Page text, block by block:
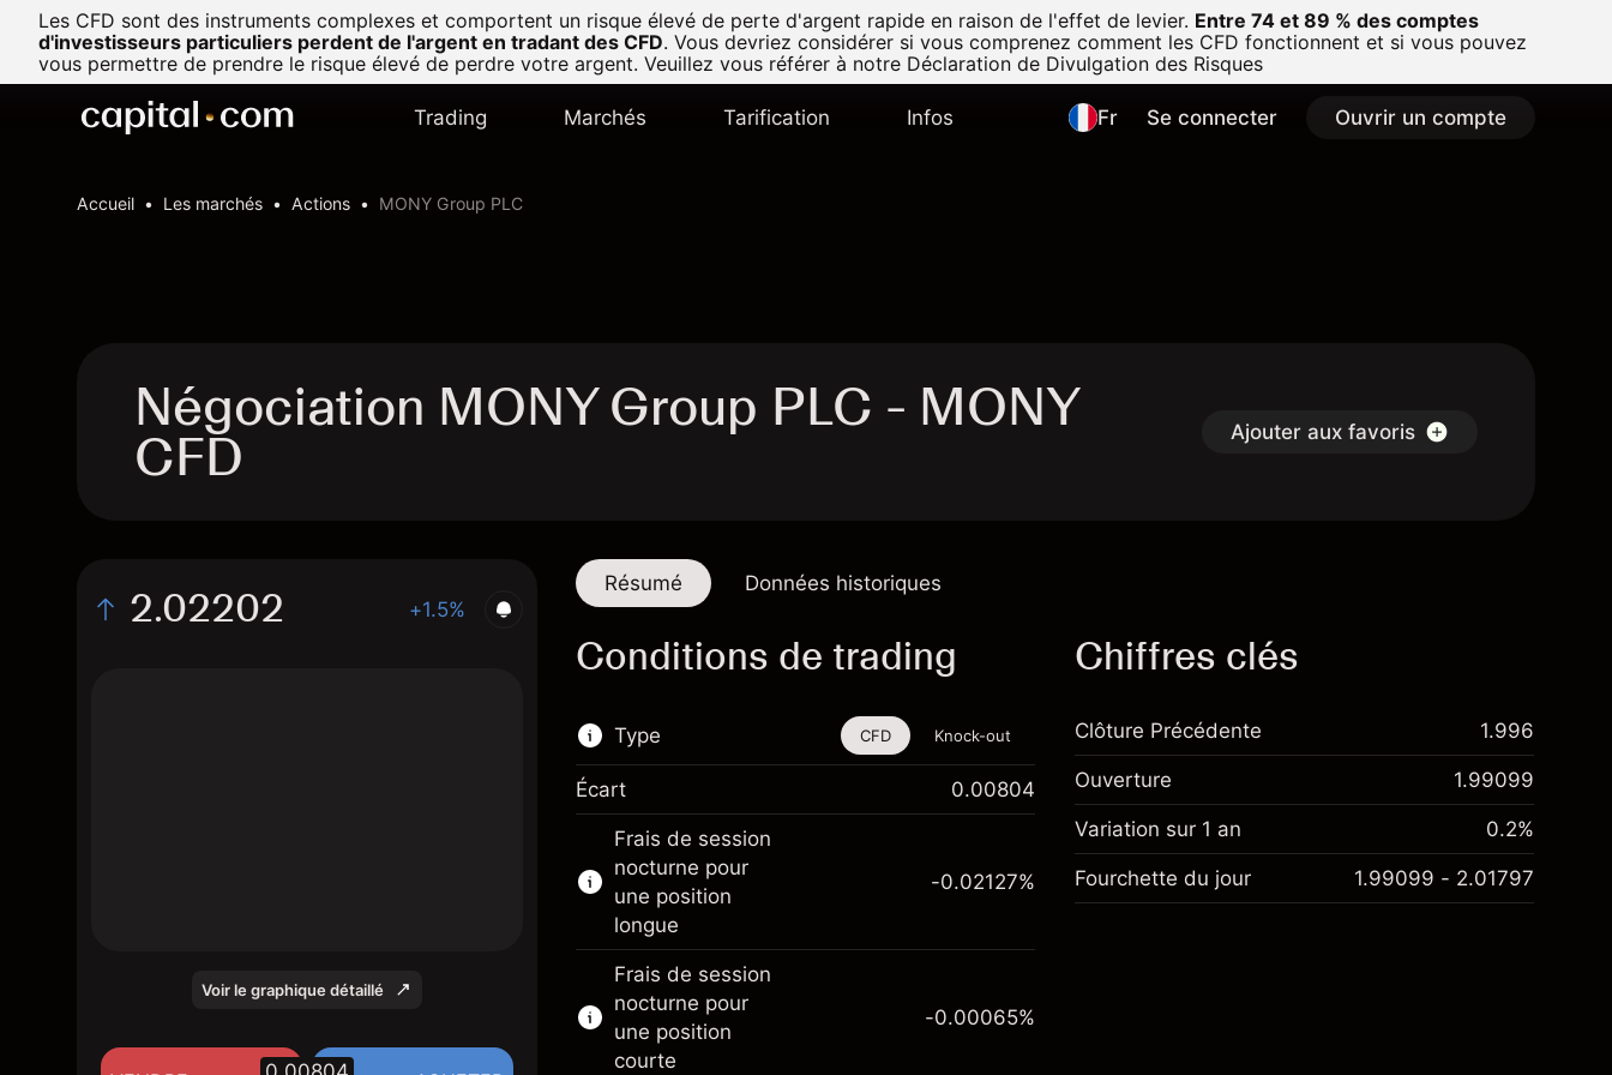
Les CFD sont des instruments complexes et comportent un risque élevé de perte d'argent rapide en raison de l'effet de levier. Entre 74 et 89 % des comptes
d'investisseurs particuliers perdent de l'argent en tradant des CFD. Vous devriez considérer si vous comprenez comment les CFD fonctionnent et si vous pouvez
vous permettre de prendre le risque élevé de perdre votre argent. Veuillez vous référer à notre Déclaration de Divulgation des Risques
Trading Marchés Tarification Infos Fr Se connecter Ouvrir un compte
Accueil Les marchés Actions MONY Group PLC
Négociation MONY Group PLC - MONY
CFD Ajouter aux favoris
2.02202 +1.5%
Voir le graphique détaillé
Résumé Données historiques
Conditions de trading
Type
Cet instrument financier est disponible pour le
trading via les CFD et les Knock-outs.
En savoir plus sur :
CFD
Knock-outs
CFD Knock-out
Écart 0.00804
Frais de session
nocturne pour
une position
longue
-0.02127%
Frais de session
nocturne pour
une position
courte
-0.00065%
Chiffres clés
Clôture Précédente 1.996
Ouverture 1.99099
Variation sur 1 an 0.2%
Fourchette du jour 1.99099 - 2.01797